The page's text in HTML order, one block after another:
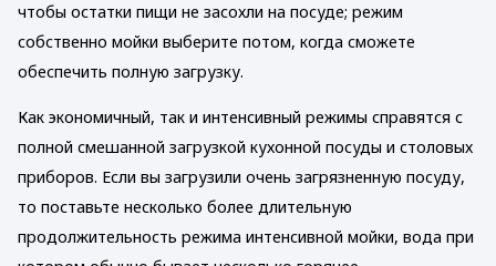
чтобы остатки пищи не засохли на посуде; режим
собственно мойки выберите потом, когда сможете
обеспечить полную загрузку.
Как экономичный, так и интенсивный режимы справятся с
полной смешанной загрузкой кухонной посуды и столовых
приборов. Если вы загрузили очень загрязненную посуду,
то поставьте несколько более длительную
продолжительность режима интенсивной мойки, вода при